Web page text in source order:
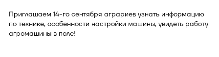
Приглашаем 14-го сентября аграриев узнать информацию
по технике, особенности настройки машины, увидеть работу
агромашины в поле!